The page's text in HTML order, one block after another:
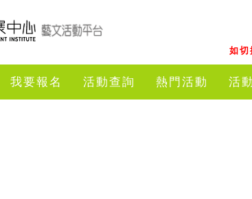
如切
我要報名 活動查詢 熱門活動 活